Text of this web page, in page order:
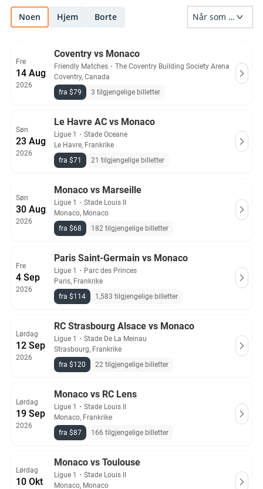
kommer fra forhåndsgodkjente selgere som tilbyr 100%
garanti.
Noen Hjem Borte
Fre
14 Aug
2026
Coventry vs Monaco
Friendly Matches ・ The Coventry Building Society Arena
Coventry, Canada
fra $79
3 tilgjengelige billetter
Søn
23 Aug
2026
Le Havre AC vs Monaco
Ligue 1 ・ Stade Oceane
Le Havre, Frankrike
fra $71
21 tilgjengelige billetter
Søn
30 Aug
2026
Monaco vs Marseille
Ligue 1 ・ Stade Louis II
Monaco, Monaco
fra $68
182 tilgjengelige billetter
Fre
4 Sep
2026
Paris Saint-Germain vs Monaco
Ligue 1 ・ Parc des Princes
Paris, Frankrike
fra $114
1,583 tilgjengelige billetter
Lørdag
12 Sep
2026
RC Strasbourg Alsace vs Monaco
Ligue 1 ・ Stade De La Meinau
Strasbourg, Frankrike
fra $120
22 tilgjengelige billetter
Lørdag
19 Sep
2026
Monaco vs RC Lens
Ligue 1 ・ Stade Louis II
Monaco, Frankrike
fra $87
166 tilgjengelige billetter
Lørdag
10 Okt
Monaco vs Toulouse
Ligue 1 ・ Stade Louis II
Monaco, Monaco